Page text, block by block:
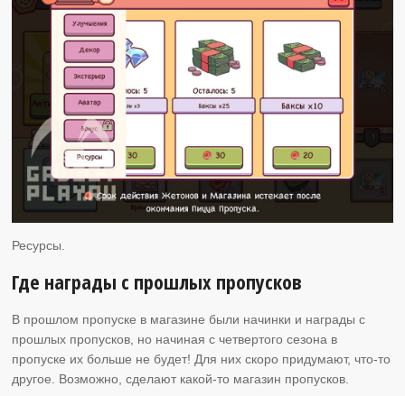
Ресурсы.
Где награды с прошлых пропусков
В прошлом пропуске в магазине были начинки и награды с
прошлых пропусков, но начиная с четвертого сезона в
пропуске их больше не будет! Для них скоро придумают, что-то
другое. Возможно, сделают какой-то магазин пропусков.